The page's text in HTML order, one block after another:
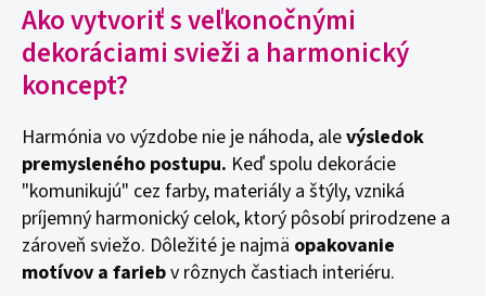
Ako vytvoriť s veľkonočnými
dekoráciami svieži a harmonický
koncept?
Harmónia vo výzdobe nie je náhoda, alevýsledok
premysleného postupu. Keď spolu dekorácie
"komunikujú" cez farby, materiály a štýly, vzniká
príjemný harmonický celok, ktorý pôsobí prirodzene a
zároveň sviežo. Dôležité je najmä opakovanie
motívov a fariebv rôznych častiach interiéru.